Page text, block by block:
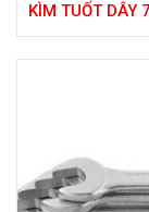
KÌM TUỐT